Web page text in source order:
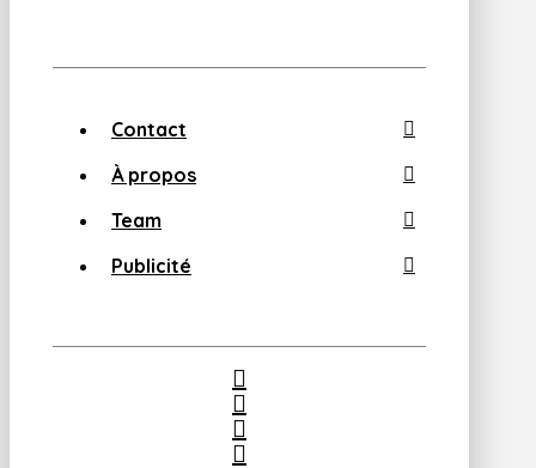
Contact
À propos
Team
Publicité